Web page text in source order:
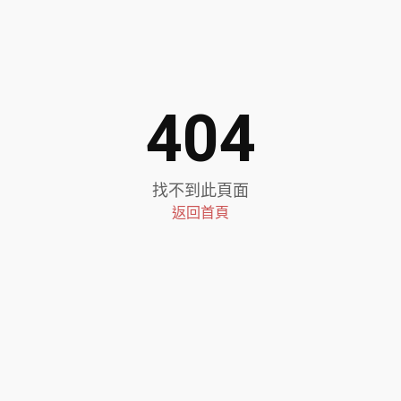
404
找不到此頁面
返回首頁